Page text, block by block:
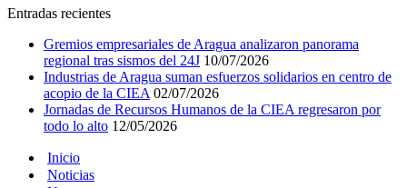
Entradas recientes
Gremios empresariales de Aragua analizaron panorama
regional tras sismos del 24J 10/07/2026
Industrias de Aragua suman esfuerzos solidarios en centro de
acopio de la CIEA 02/07/2026
Jornadas de Recursos Humanos de la CIEA regresaron por
todo lo alto 12/05/2026
Inicio
Noticias